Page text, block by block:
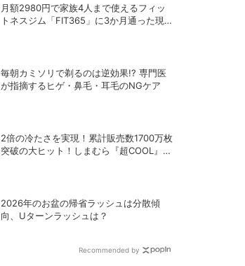
月額2980円で家族4人まで使えるフィッ
トネスジム「FIT365」に3か月通った現在
毎朝カミソリで剃るのは逆効果!? 専門医
が指摘するヒゲ・鼻毛・耳毛のNGケア
2倍の冷たさを実現！累計販売数1700万枚
突破の大ヒット！しまむら『超COOL』シ
2026年のお盆の帰省ラッシュは分散傾
向、Uターンラッシュは？
Recommended by